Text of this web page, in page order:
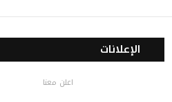
س
ب
ي
ت
ت
ي
و
س
ت
الإعلانات
اعلن معنا